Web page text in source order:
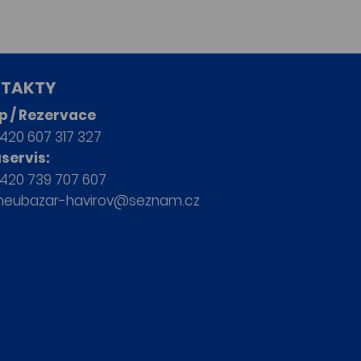
/ Rezervace
607 317 327
739 707 607
havirov@seznam.cz